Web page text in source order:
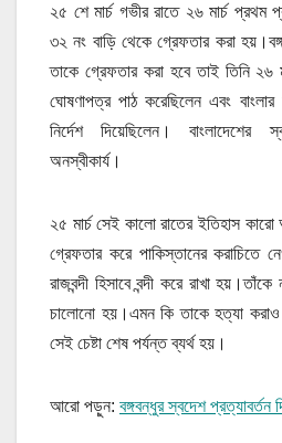
২৫ শে মার্চ গভীর রাতে ২৬ মার্চ প্রথম
৩২ নং বাড়ি থেকে গ্রেফতার করা
তাকে গ্রেফতার করা হবে তাই তিনি ২৬
ঘোষণাপত্র পাঠ করেছিলেন এবং বাংলার
নির্দেশ দিয়েছিলেন। বাংলাদেশের
অনস্বীকার্য।
২৫ মার্চ সেই কালো রাতের ইতিহাস
গ্রেফতার করে পাকিস্তানের করাচিতে
রাজবন্দী হিসাবে বন্দী করে রাখা
চালোনো হয়।এমন কি তাকে হত্যা করাও
সেই চেষ্টা শেষ পর্যন্ত ব্যর্থ হয়।
আরো পড়ুন: বঙ্গবন্ধুর স্বদেশ